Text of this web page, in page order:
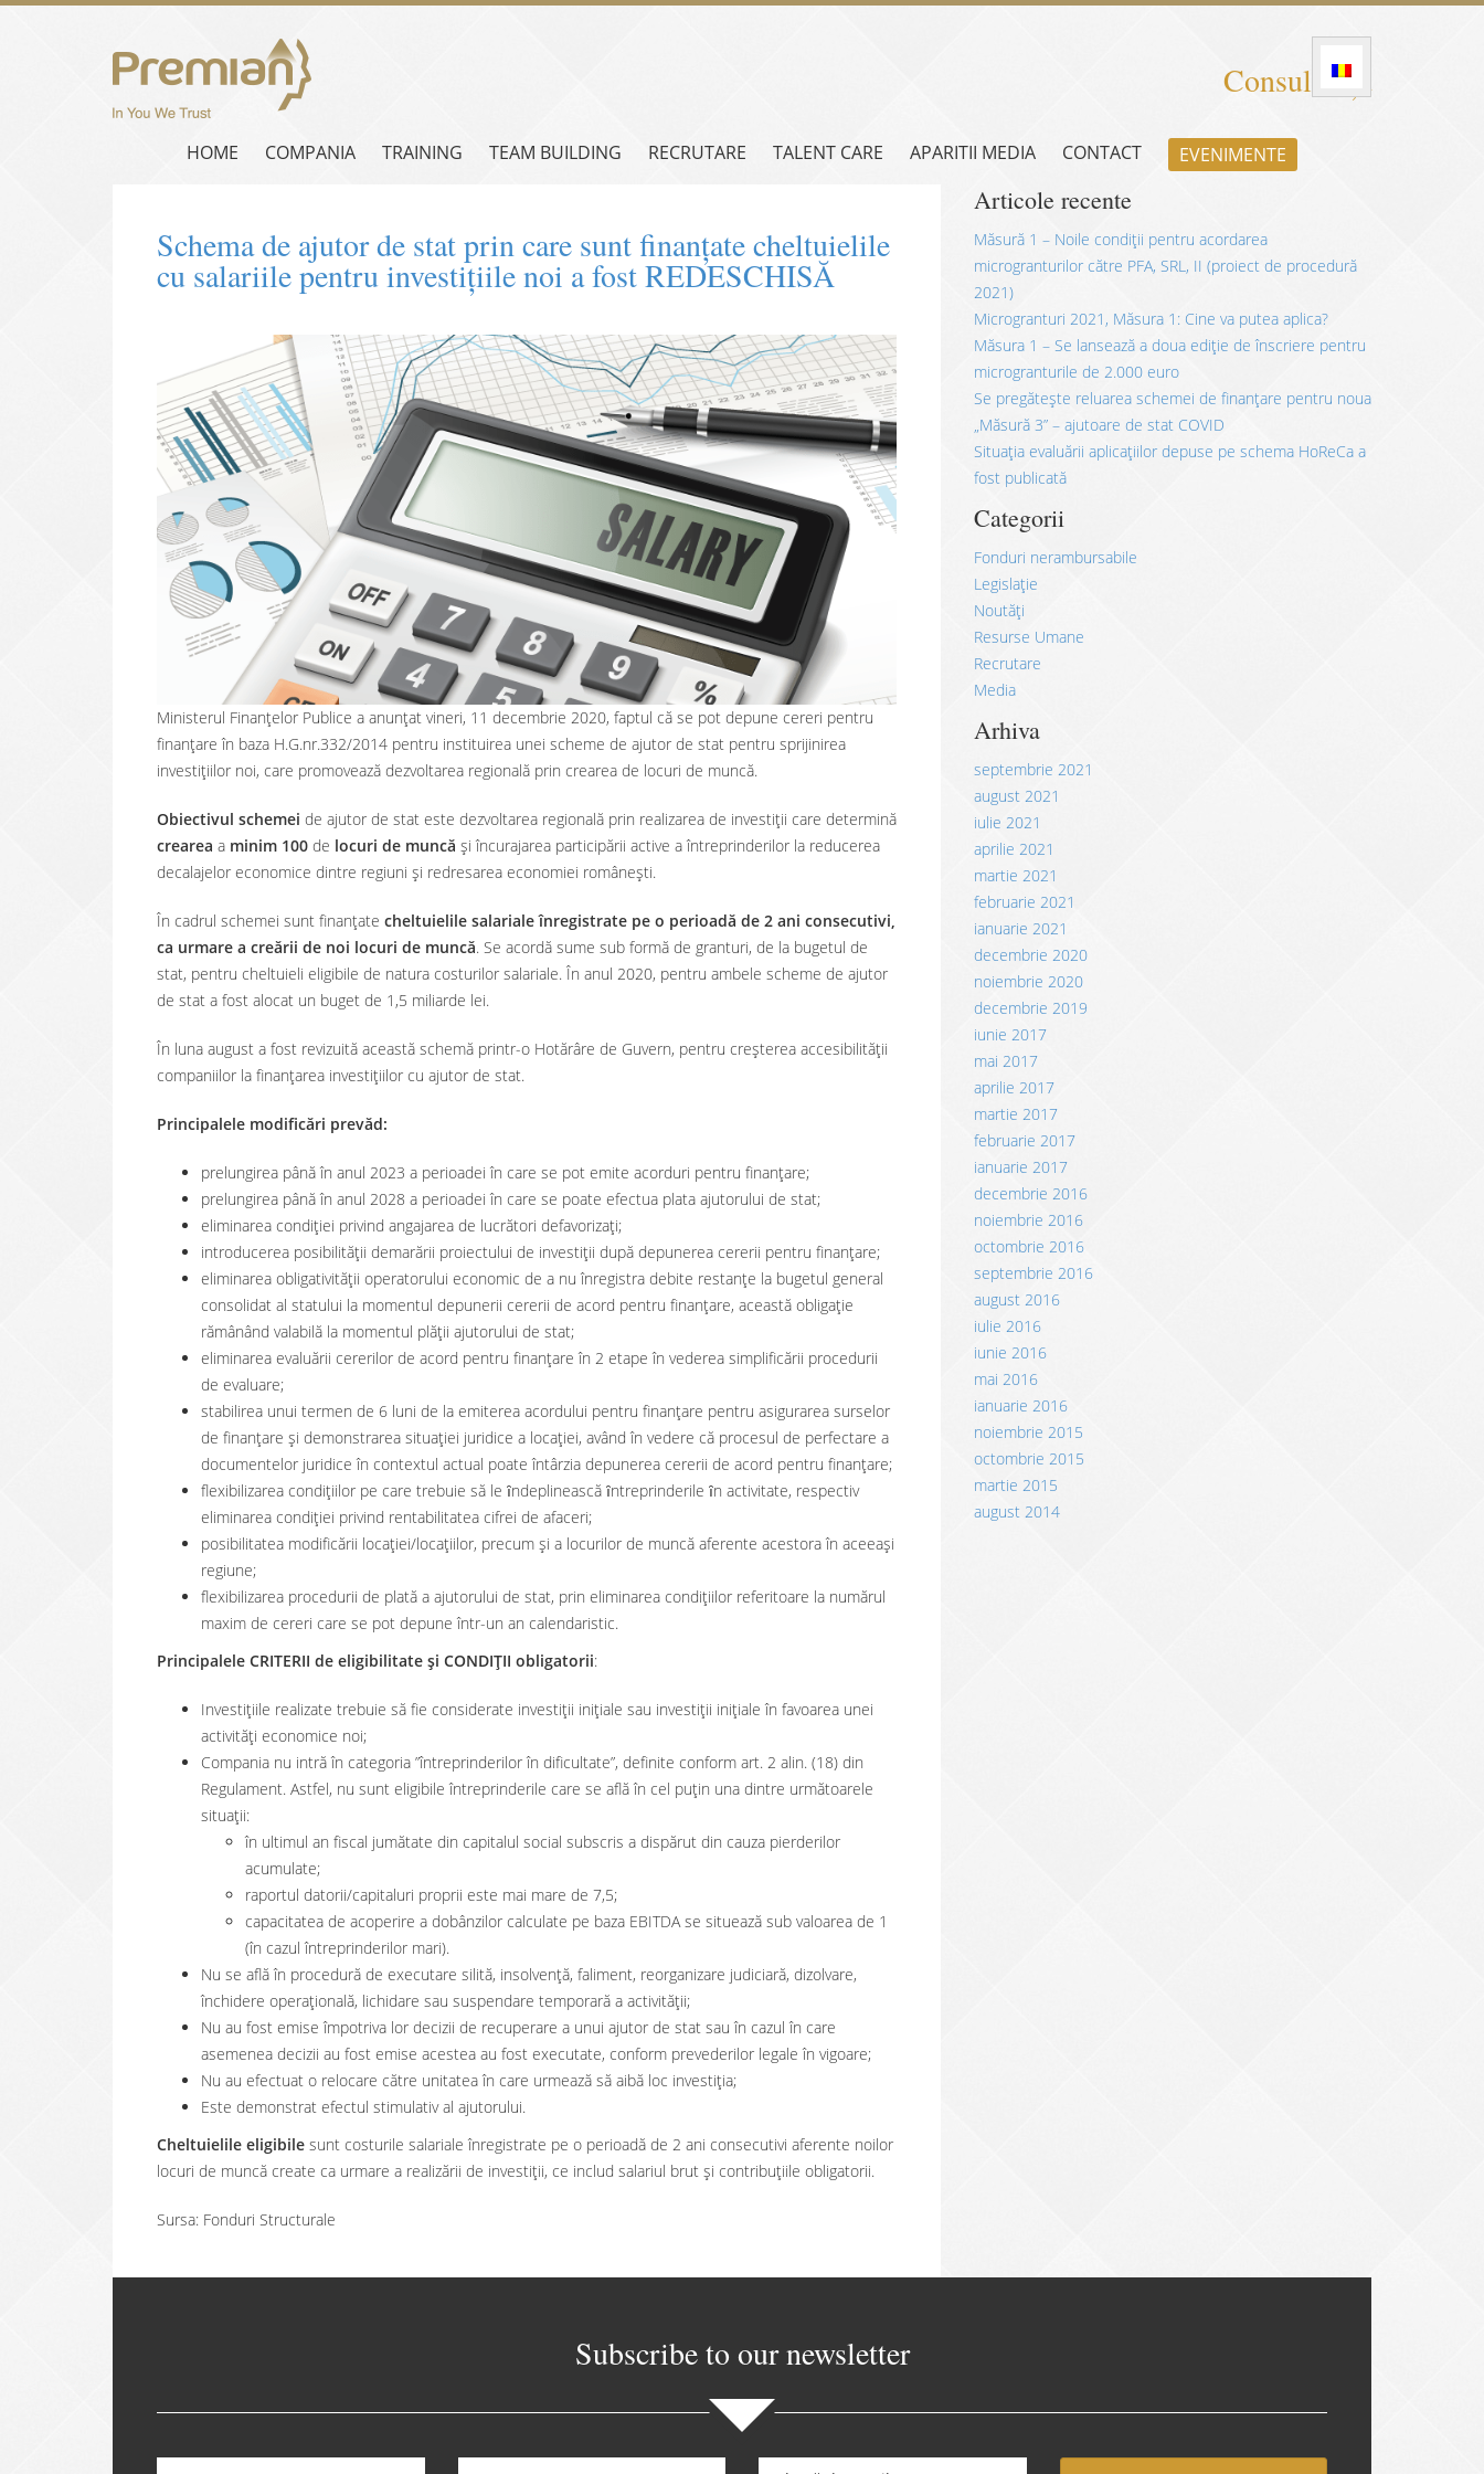
Consultanță
HOME COMPANIA TRAINING TEAM BUILDING RECRUTARE TALENT CARE APARITII MEDIA CONTACT EVENIMENTE
Schema de ajutor de stat prin care sunt finanțate cheltuielile
cu salariile pentru investițiile noi a fost REDESCHISĂ
Ministerul Finanțelor Publice a anunțat vineri, 11 decembrie 2020, faptul că se pot depune cereri pentru
finanțare în baza H.G.nr.332/2014 pentru instituirea unei scheme de ajutor de stat pentru sprijinirea
investițiilor noi, care promovează dezvoltarea regională prin crearea de locuri de muncă.
Obiectivul schemei de ajutor de stat este dezvoltarea regională prin realizarea de investiții care determină
crearea a minim 100 de locuri de muncă și încurajarea participării active a întreprinderilor la reducerea
decalajelor economice dintre regiuni şi redresarea economiei româneşti.
În cadrul schemei sunt finanțate cheltuielile salariale înregistrate pe o perioadă de 2 ani consecutivi,
ca urmare a creării de noi locuri de muncă. Se acordă sume sub formă de granturi, de la bugetul de
stat, pentru cheltuieli eligibile de natura costurilor salariale. În anul 2020, pentru ambele scheme de ajutor
de stat a fost alocat un buget de 1,5 miliarde lei.
În luna august a fost revizuită această schemă printr-o Hotărâre de Guvern, pentru creșterea accesibilității
companiilor la finanțarea investițiilor cu ajutor de stat.
Principalele modificări prevăd:
prelungirea până în anul 2023 a perioadei în care se pot emite acorduri pentru finanţare;
prelungirea până în anul 2028 a perioadei în care se poate efectua plata ajutorului de stat;
eliminarea condiției privind angajarea de lucrători defavorizați;
introducerea posibilității demarării proiectului de investiții după depunerea cererii pentru finanțare;
eliminarea obligativității operatorului economic de a nu înregistra debite restanțe la bugetul general
consolidat al statului la momentul depunerii cererii de acord pentru finanțare, această obligație
rămânând valabilă la momentul plății ajutorului de stat;
eliminarea evaluării cererilor de acord pentru finanţare în 2 etape în vederea simplificării procedurii
de evaluare;
stabilirea unui termen de 6 luni de la emiterea acordului pentru finanţare pentru asigurarea surselor
de finanţare şi demonstrarea situaţiei juridice a locaţiei, având în vedere că procesul de perfectare a
documentelor juridice în contextul actual poate întârzia depunerea cererii de acord pentru finanţare;
flexibilizarea condiţiilor pe care trebuie să le ȋndeplinească ȋntreprinderile ȋn activitate, respectiv
eliminarea condiției privind rentabilitatea cifrei de afaceri;
posibilitatea modificării locației/locațiilor, precum și a locurilor de muncă aferente acestora în aceeași
regiune;
flexibilizarea procedurii de plată a ajutorului de stat, prin eliminarea condițiilor referitoare la numărul
maxim de cereri care se pot depune într-un an calendaristic.
Principalele CRITERII de eligibilitate și CONDIȚII obligatorii:
Investițiile realizate trebuie să fie considerate investiții inițiale sau investiții inițiale în favoarea unei
activități economice noi;
Compania nu intră în categoria ”întreprinderilor în dificultate”, definite conform art. 2 alin. (18) din
Regulament. Astfel, nu sunt eligibile întreprinderile care se află în cel puțin una dintre următoarele
situații:
în ultimul an fiscal jumătate din capitalul social subscris a dispărut din cauza pierderilor
acumulate;
raportul datorii/capitaluri proprii este mai mare de 7,5;
capacitatea de acoperire a dobânzilor calculate pe baza EBITDA se situează sub valoarea de 1
(în cazul întreprinderilor mari).
Nu se află în procedură de executare silită, insolvenţă, faliment, reorganizare judiciară, dizolvare,
închidere operațională, lichidare sau suspendare temporară a activităţii;
Nu au fost emise împotriva lor decizii de recuperare a unui ajutor de stat sau în cazul în care
asemenea decizii au fost emise acestea au fost executate, conform prevederilor legale în vigoare;
Nu au efectuat o relocare către unitatea în care urmează să aibă loc investiția;
Este demonstrat efectul stimulativ al ajutorului.
Cheltuielile eligibile sunt costurile salariale înregistrate pe o perioadă de 2 ani consecutivi aferente noilor
locuri de muncă create ca urmare a realizării de investiţii, ce includ salariul brut și contribuțiile obligatorii.
Sursa: Fonduri Structurale
Articole recente
Măsură 1 – Noile condiții pentru acordarea
microgranturilor către PFA, SRL, II (proiect de procedură
2021)
Microgranturi 2021, Măsura 1: Cine va putea aplica?
Măsura 1 – Se lansează a doua ediție de înscriere pentru
microgranturile de 2.000 euro
Se pregătește reluarea schemei de finanțare pentru noua
„Măsură 3” – ajutoare de stat COVID
Situația evaluării aplicațiilor depuse pe schema HoReCa a
fost publicată
Categorii
Fonduri nerambursabile
Legislație
Noutăți
Resurse Umane
Recrutare
Media
Arhiva
septembrie 2021
august 2021
iulie 2021
aprilie 2021
martie 2021
februarie 2021
ianuarie 2021
decembrie 2020
noiembrie 2020
decembrie 2019
iunie 2017
mai 2017
aprilie 2017
martie 2017
februarie 2017
ianuarie 2017
decembrie 2016
noiembrie 2016
octombrie 2016
septembrie 2016
august 2016
iulie 2016
iunie 2016
mai 2016
ianuarie 2016
noiembrie 2015
octombrie 2015
martie 2015
august 2014
Subscribe to our newsletter